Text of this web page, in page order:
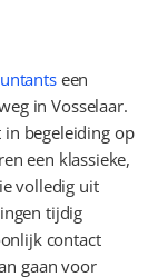
een
in Vosselaar.
begeleiding op
een klassieke,
volledig uit
tijdig
contact
gaan voor